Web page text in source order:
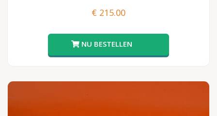
€ 215.00